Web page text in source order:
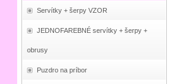
Servítky + šerpy VZOR
JEDNOFAREBNÉ servítky + šerpy +
obrusy
Puzdro na príbor